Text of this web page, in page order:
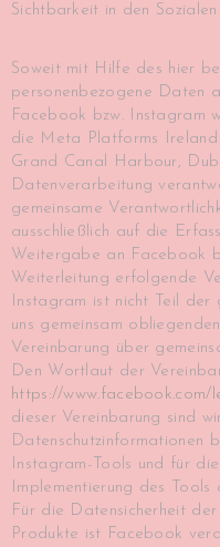
Sichtbarkeit in den
Soweit mit Hilfe des hier
personenbezogene Daten
Facebook bzw. Instagram
die Meta Platforms
Grand Canal Harbour,
Datenverarbeitung
gemeinsame
ausschließlich auf die
Weitergabe an Facebook
Weiterleitung erfolgende
Instagram ist nicht Teil der
uns gemeinsam
Vereinbarung über
Den Wortlaut der
https://
dieser Vereinbarung sind
Datenschutzinformationen
Instagram-Tools und für
Implementierung des
Für die Datensicherheit
Produkte ist Facebook